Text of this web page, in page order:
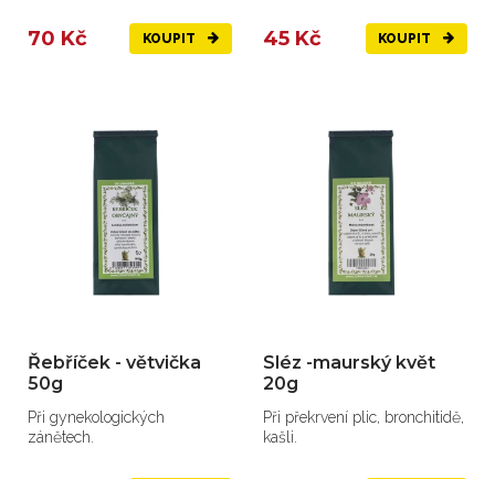
70 Kč KOUPIT 45 Kč KOUPIT
Řebříček - větvička
50g
Při gynekologických
zánětech.
Sléz -maurský květ
20g
Při překrvení plic, bronchitidě,
kašli.